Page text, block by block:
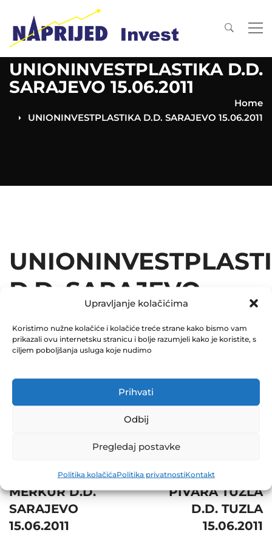
Upravljanje kolačićima
Koristimo nužne kolačiće i kolačiće treće strane kako bismo vam
prikazali ovu internetsku stranicu i bolje razumjeli kako je koristite, s
ciljem poboljšanja usluga koje nudimo
Prihvati
Odbij
Pregledaj postavke
Politika kolačićaPolitika privatnostiKontakt
UNIONINVESTPLASTIKA D.D.
SARAJEVO 15.06.2011
Home
UNIONINVESTPLASTIKA D.D. SARAJEVO 15.06.2011
D.D. SARAJEVO
15.06.2011
December 31, 2011
0 Comments
navigation
MERKUR D.D.
SARAJEVO
15.06.2011
PIVARA TUZLA
D.D. TUZLA
15.06.2011